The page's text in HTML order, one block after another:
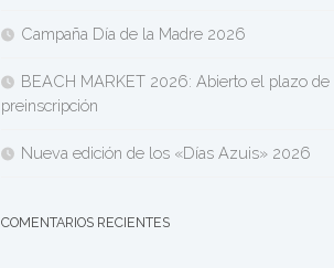
Campaña Día de la Madre 2026
BEACH MARKET 2026: Abierto el plazo de
preinscripción
Nueva edición de los «Días Azuis» 2026
COMENTARIOS RECIENTES